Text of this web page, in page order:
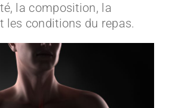
la composition, la
les conditions du repas.